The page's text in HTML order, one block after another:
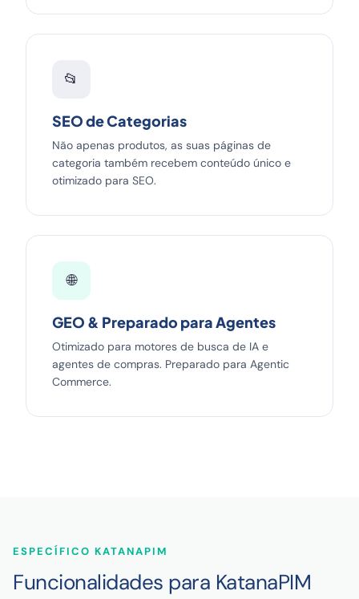
📂
SEO de Categorias
Não apenas produtos, as suas páginas de
categoria também recebem conteúdo único e
otimizado para SEO.
🌐
GEO & Preparado para Agentes
Otimizado para motores de busca de IA e
agentes de compras. Preparado para Agentic
Commerce.
ESPECÍFICO KATANAPIM
Funcionalidades para KatanaPIM